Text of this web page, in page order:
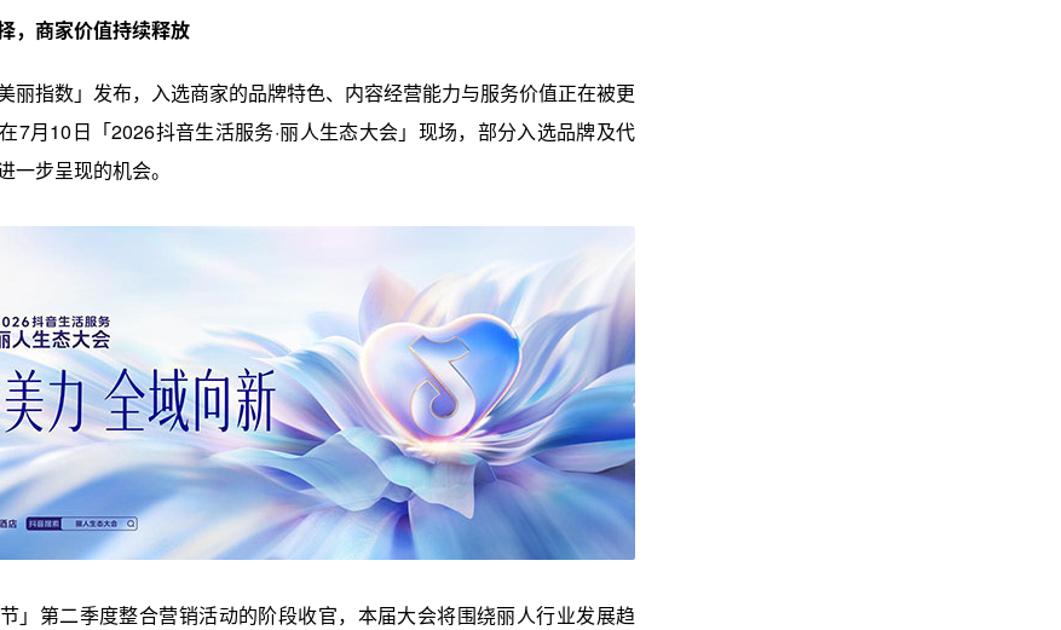
，商家价值持续释放
丽指数」发布，入选商家的品牌特色、内容经营能力与服务价值正在被更
7月10日「2026抖音生活服务·丽人生态大会」现场，部分入选品牌及代
一步呈现的机会。
」第二季度整合营销活动的阶段收官，本届大会将围绕丽人行业发展趋